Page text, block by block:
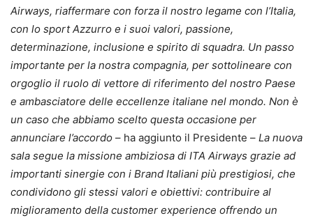
Airways, riaffermare con forza il nostro legame con l’Italia,
con lo sport Azzurro e i suoi valori, passione,
determinazione, inclusione e spirito di squadra. Un passo
importante per la nostra compagnia, per sottolineare con
orgoglio il ruolo di vettore di riferimento del nostro Paese
e ambasciatore delle eccellenze italiane nel mondo. Non è
un caso che abbiamo scelto questa occasione per
annunciare l’accordo – ha aggiunto il Presidente – La nuova
sala segue la missione ambiziosa di ITA Airways grazie ad
importanti sinergie con i Brand Italiani più prestigiosi, che
condividono gli stessi valori e obiettivi: contribuire al
miglioramento della customer experience offrendo un